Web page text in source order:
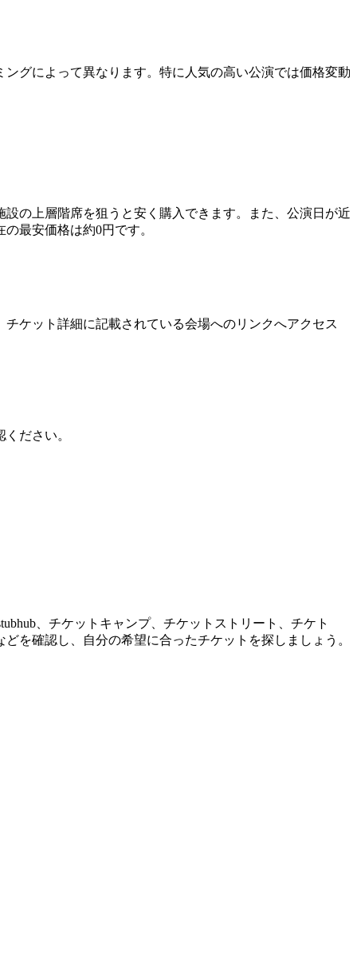
グによって異なります。特に人気の高い公演では価格変動
の上層階席を狙うと安く購入できます。また、公演日が近
最安価格は約0円です。
ケット詳細に記載されている会場へのリンクへアクセス
ださい。
、チケットキャンプ、チケットストリート、チケト
を確認し、自分の希望に合ったチケットを探しましょう。